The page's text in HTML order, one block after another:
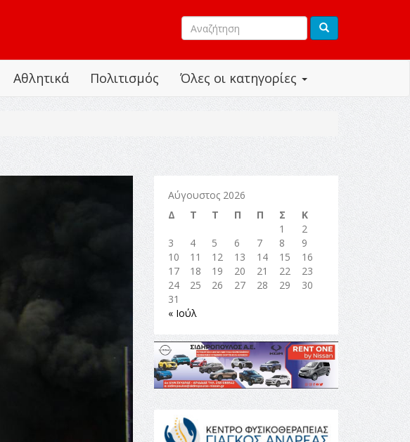
Όλες οι κατηγορίες
Αθλητικά Πολιτισμός
Αύγουστος 2026
Δ
Τ Τ Π Π Σ
Κ
1
2
3
4 5 6 7 8
9
10
11 12 13 14 15
16
17
18 19 20 21 22
23
24
25 26 27 28 29
30
31
« Ιούλ